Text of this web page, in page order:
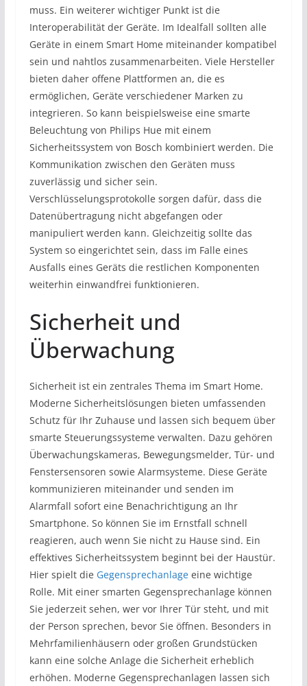
muss. Ein weiterer wichtiger Punkt ist die
Interoperabilität der Geräte. Im Idealfall sollten alle
Geräte in einem Smart Home miteinander kompatibel
sein und nahtlos zusammenarbeiten. Viele Hersteller
bieten daher offene Plattformen an, die es
ermöglichen, Geräte verschiedener Marken zu
integrieren. So kann beispielsweise eine smarte
Beleuchtung von Philips Hue mit einem
Sicherheitssystem von Bosch kombiniert werden. Die
Kommunikation zwischen den Geräten muss
zuverlässig und sicher sein.
Verschlüsselungsprotokolle sorgen dafür, dass die
Datenübertragung nicht abgefangen oder
manipuliert werden kann. Gleichzeitig sollte das
System so eingerichtet sein, dass im Falle eines
Ausfalls eines Geräts die restlichen Komponenten
weiterhin einwandfrei funktionieren.
Sicherheit und
Überwachung
Sicherheit ist ein zentrales Thema im Smart Home.
Moderne Sicherheitslösungen bieten umfassenden
Schutz für Ihr Zuhause und lassen sich bequem über
smarte Steuerungssysteme verwalten. Dazu gehören
Überwachungskameras, Bewegungsmelder, Tür- und
Fenstersensoren sowie Alarmsysteme. Diese Geräte
kommunizieren miteinander und senden im
Alarmfall sofort eine Benachrichtigung an Ihr
Smartphone. So können Sie im Ernstfall schnell
reagieren, auch wenn Sie nicht zu Hause sind. Ein
effektives Sicherheitssystem beginnt bei der Haustür.
Hier spielt die Gegensprechanlageeine wichtige
Rolle. Mit einer smarten Gegensprechanlage können
Sie jederzeit sehen, wer vor Ihrer Tür steht, und mit
der Person sprechen, bevor Sie öffnen. Besonders in
Mehrfamilienhäusern oder großen Grundstücken
kann eine solche Anlage die Sicherheit erheblich
erhöhen. Moderne Gegensprechanlagen lassen sich